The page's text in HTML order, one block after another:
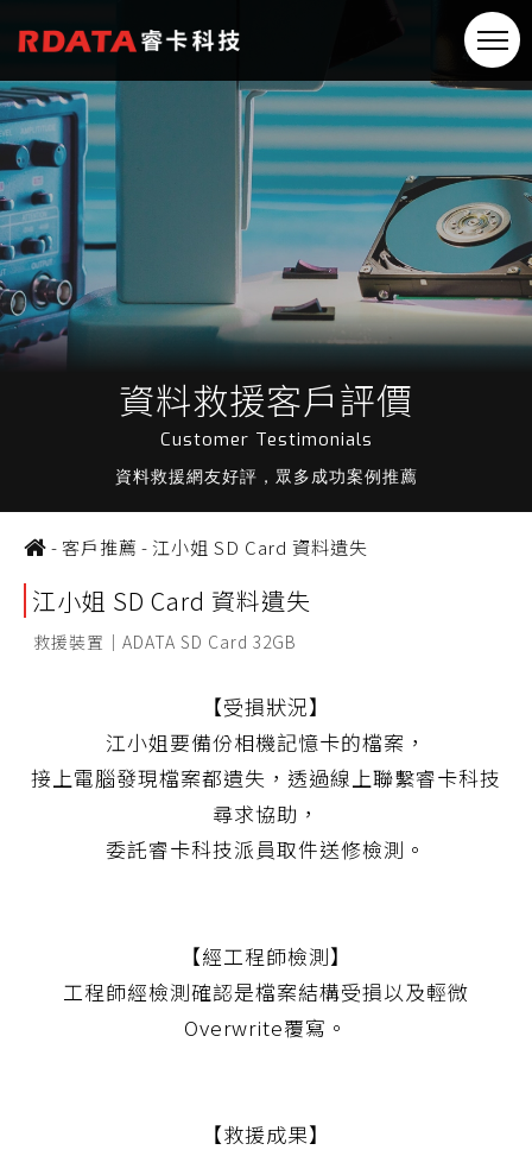
資料救援客戶評價
Customer Testimonials
資料救援網友好評，眾多成功案例推薦
-客戶推薦 - 江小姐 SD Card 資料遺失
江小姐 SD Card 資料遺失
救援裝置｜ADATA SD Card 32GB
【受損狀況】
江小姐要備份相機記憶卡的檔案，
接上電腦發現檔案都遺失，透過線上聯繫睿卡科技
尋求協助，
委託睿卡科技派員取件送修檢測。
【經工程師檢測】
工程師經檢測確認是檔案結構受損以及輕微
Overwrite覆寫。
【救援成果】